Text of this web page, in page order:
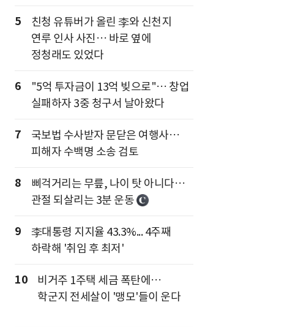
5
친청 유튜버가 올린 李와 신천지
연루 인사 사진… 바로 옆에
정청래도 있었다
6
"5억 투자금이 13억 빚으로"… 창업
실패하자 3중 청구서 날아왔다
7
국보법 수사받자 문닫은 여행사…
피해자 수백명 소송 검토
8
삐걱거리는 무릎, 나이 탓 아니다…
관절 되살리는 3분 운동
9
李대통령 지지율 43.3%... 4주째
하락해 '취임 후 최저'
10
비거주 1주택 세금 폭탄에…
학군지 전세살이 '맹모'들이 운다